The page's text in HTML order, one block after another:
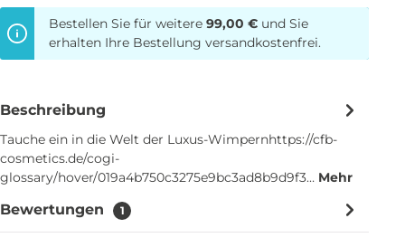
Bestellen Sie für weitere 99,00 € und Sie
erhalten Ihre Bestellung versandkostenfrei.
Beschreibung
Tauche ein in die Welt der Luxus-Wimpernhttps://cfb-
cosmetics.de/cogi-
glossary/hover/019a4b750c3275e9bc3ad8b9d9f3… Mehr
Bewertungen 1